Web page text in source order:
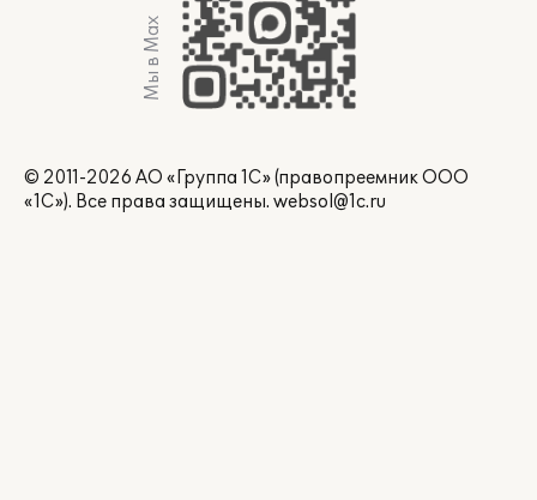
Мы в Max
© 2011-2026 АО «Группа 1С» (правопреемник ООО
«1С»). Все права защищены. websol@1c.ru